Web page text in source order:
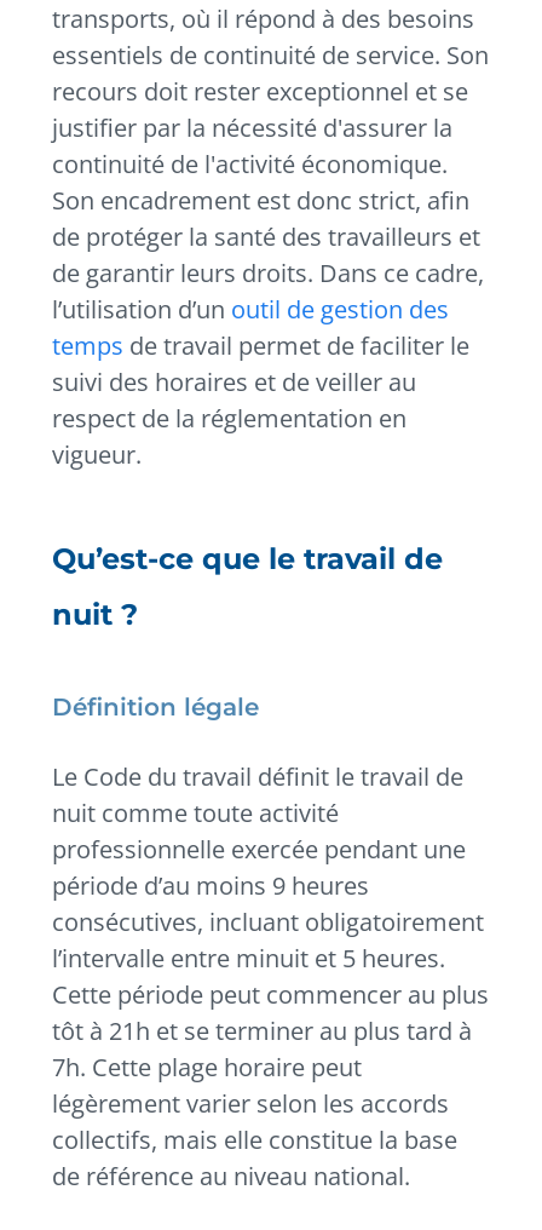
transports, où il répond à des besoins
essentiels de continuité de service. Son
recours doit rester exceptionnel et se
justifier par la nécessité d'assurer la
continuité de l'activité économique.
Son encadrement est donc strict, afin
de protéger la santé des travailleurs et
de garantir leurs droits. Dans ce cadre,
l’utilisation d’un outil de gestion des
temps de travail permet de faciliter le
suivi des horaires et de veiller au
respect de la réglementation en
vigueur.
Qu’est-ce que le travail de
nuit ?
Définition légale
Le Code du travail définit le travail de
nuit comme toute activité
professionnelle exercée pendant une
période d’au moins 9 heures
consécutives, incluant obligatoirement
l’intervalle entre minuit et 5 heures.
Cette période peut commencer au plus
tôt à 21h et se terminer au plus tard à
7h. Cette plage horaire peut
légèrement varier selon les accords
collectifs, mais elle constitue la base
de référence au niveau national.